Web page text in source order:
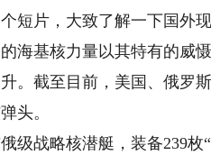
片，大致了解一下国外
基核力量以其特有的威慑
。截至目前，美国、俄罗
头。
战略核潜艇，装备239枚“